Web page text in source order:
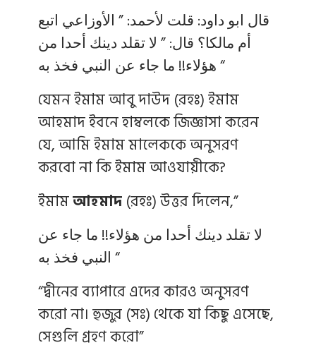
قال ابو داود: قلت لأحمد: ” الأوزاعي اتبع
أم مالكا؟ قال: ” لا تقلد دينك أحدا من
هؤلاء!! ما جاء عن النبي فخذ به “
যেমন ইমাম আবু দাউদ (রহঃ) ইমাম
আহমাদ ইবনে হাম্বলকে জিজ্ঞাসা করেন
যে, আমি ইমাম মালেককে অনুসরণ
করবো না কি ইমাম আওযায়ীকে?
ইমামআহমাদ (রহঃ) উত্তর দিলেন,”
لا تقلد دينك أحدا من هؤلاء!! ما جاء عن
النبي فخذ به “
“দ্বীনের ব্যাপারে এদের কারও অনুসরণ
করো না। হুজুর (সঃ) থেকে যা কিছু এসেছে,
সেগুলি গ্রহণ করো”